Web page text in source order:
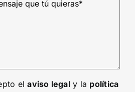
elaviso legaly la política